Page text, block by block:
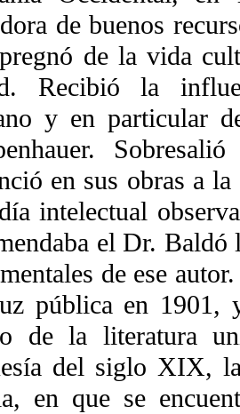
de buenos
de la vida
Recibió la
y en particular
en sus obras a
intelectual
el Dr. Baldó
de ese
pública en 1901,
de la literatura
del siglo XIX,
en que se